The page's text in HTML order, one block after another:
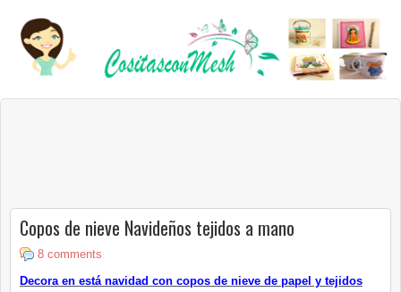
Copos de nieve Navideños tejidos a mano
8 comments
Decora en está navidad con copos de nieve de papel y tejidos